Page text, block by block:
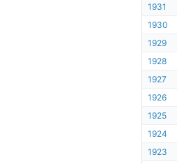
1931
1930
1929
1928
1927
1926
1925
1924
1923